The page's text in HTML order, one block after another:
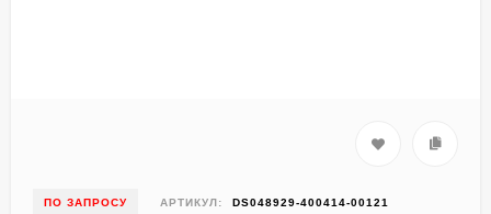
ПО ЗАПРОСУ АРТИКУЛ: DS048929-400414-00121